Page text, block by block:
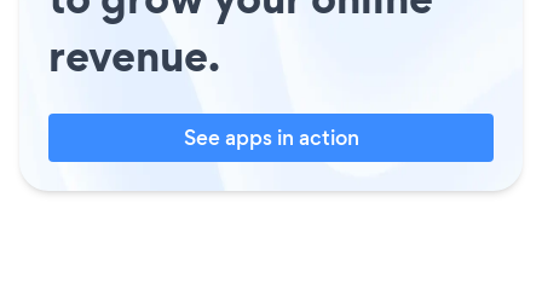
revenue.
See apps in action